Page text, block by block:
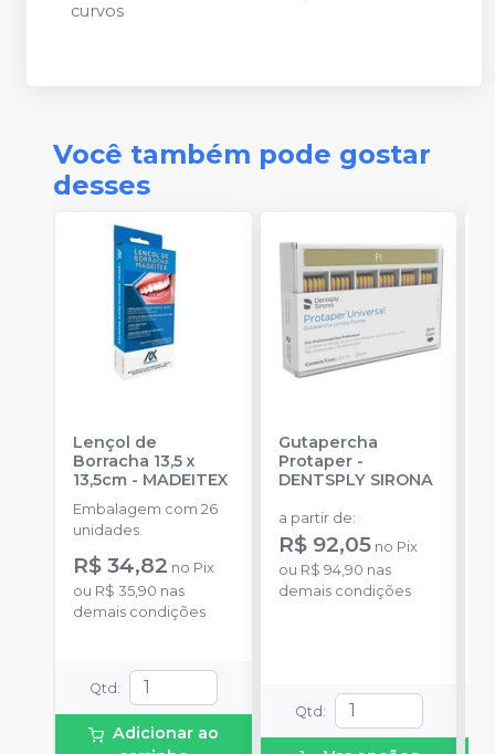
curvos
Você também pode gostar
desses
Lençol de
Borracha 13,5 x
13,5cm - MADEITEX
Embalagem com 26
unidades.
R$ 34,82 no Pix
ou R$ 35,90 nas
demais condições
Qtd :
Adicionar ao
Gutapercha
Protaper-
DENTSPLY SIRONA
a partir de:
R$ 92,05 no Pix
ou R$ 94,90 nas
demais condições
Qtd :